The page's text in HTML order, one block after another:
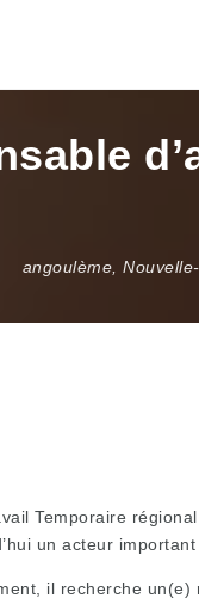
angoulème
Temporaire
un acteur important
il recherche un(e)